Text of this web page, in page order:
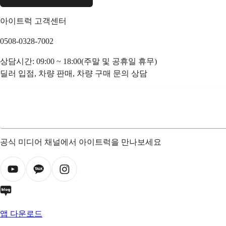
아이트럭 고객센터
0508-0328-7002
상담시간: 09:00 ~ 18:00(주말 및 공휴일 휴무)
딜러 입점, 차량 판매, 차량 구매 문의 상담
공식 미디어 채널에서 아이트럭을 만나보세요
앱 다운로드